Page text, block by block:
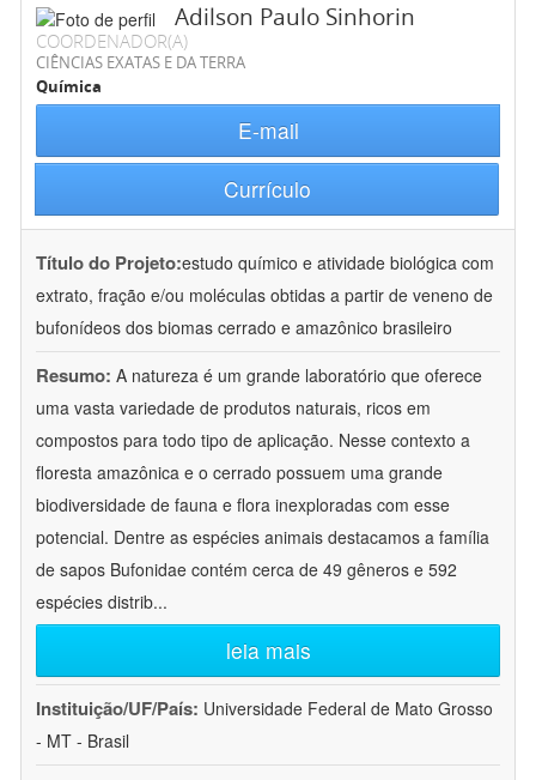
Adilson Paulo Sinhorin
COORDENADOR(A)
CIÊNCIAS EXATAS E DA TERRA
Química
E-mail
Currículo
Título do Projeto:estudo químico e atividade biológica com
extrato, fração e/ou moléculas obtidas a partir de veneno de
bufonídeos dos biomas cerrado e amazônico brasileiro
Resumo: A natureza é um grande laboratório que oferece
uma vasta variedade de produtos naturais, ricos em
compostos para todo tipo de aplicação. Nesse contexto a
floresta amazônica e o cerrado possuem uma grande
biodiversidade de fauna e flora inexploradas com esse
potencial. Dentre as espécies animais destacamos a família
de sapos Bufonidae contém cerca de 49 gêneros e 592
espécies distrib...
leia mais
Instituição/UF/País: Universidade Federal de Mato Grosso
- MT - Brasil